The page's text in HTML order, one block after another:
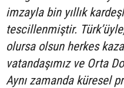
imzayla bin yıllık
tescillenmiştir.
olursa olsun herkes
vatandaşımız ve Orta
Aynı zamanda küresel